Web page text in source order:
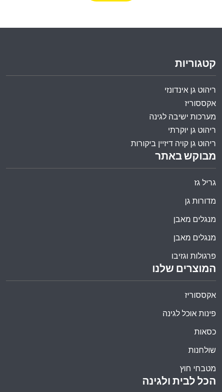
הכל לבית ולגינה
המוצרים שלנו
אקססוריז
פינות אוכל לגינה
כסאות
שולחנות
מטבחי חוץ
מבוקש באתר
גריל גז
מדורות גן
מנגלים מאבן
מנגלים מאבן
פרגולות וגזיבו
קטגוריות
ריהוט גן אינדונזי
אקססוריז
מערכות ישיבה לגינה
ריהוט גן יוקרתי
ריהוט גן קויה דיזיין ביקורות